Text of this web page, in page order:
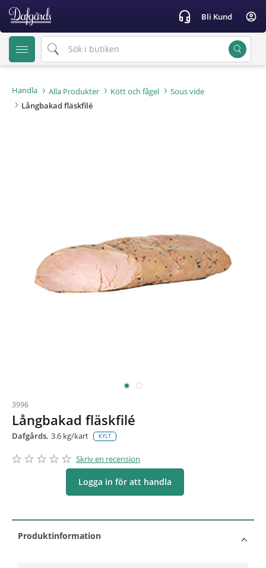
text.skipToContent
text.skipToNavigation
headset_mic Bli Kund account_circle
Handla Alla Produkter Kött och fågel
Sous vide
Långbakad fläskfilé
3996
Långbakad fläskfilé
Dafgårds 3.6 kg/kart KYLT
star_border star_border star_border star_border star_border
star star star star star Skriv en recension
Logga in för att handla
Produktinformation